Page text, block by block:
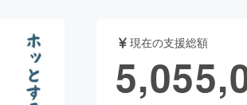
舞台・パフォーマンス
フード・飲食店
現在の支援総額